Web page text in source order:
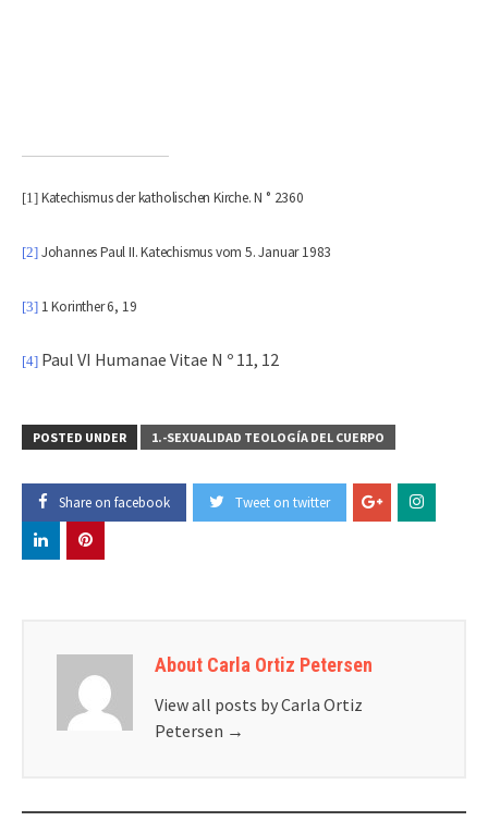
[1] Katechismus der katholischen Kirche. N ° 2360
[2] Johannes Paul II. Katechismus vom 5. Januar 1983
[3] 1 Korinther 6, 19
[4] Paul VI Humanae Vitae N º 11, 12
POSTED UNDER 1.-SEXUALIDAD TEOLOGÍA DEL CUERPO
Share on facebook Tweet on twitter
About Carla Ortiz Petersen
View all posts by Carla Ortiz
Petersen →